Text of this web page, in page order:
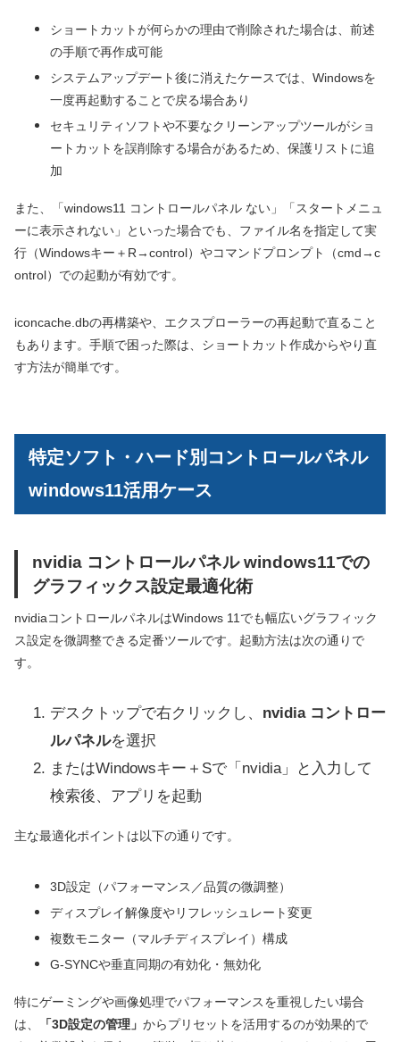
ショートカットが何らかの理由で削除された場合は、前述
の手順で再作成可能
システムアップデート後に消えたケースでは、Windowsを
一度再起動することで戻る場合あり
セキュリティソフトや不要なクリーンアップツールがショ
ートカットを誤削除する場合があるため、保護リストに追
加
また、「windows11 コントロールパネル ない」「スタートメニュ
ーに表示されない」といった場合でも、ファイル名を指定して実
行（Windowsキー＋R→control）やコマンドプロンプト（cmd→c
ontrol）での起動が有効です。
iconcache.dbの再構築や、エクスプローラーの再起動で直ること
もあります。手順で困った際は、ショートカット作成からやり直
す方法が簡単です。
特定ソフト・ハード別コントロールパネル
windows11活用ケース
nvidia コントロールパネル windows11での
グラフィックス設定最適化術
nvidiaコントロールパネルはWindows 11でも幅広いグラフィック
ス設定を微調整できる定番ツールです。起動方法は次の通りで
す。
デスクトップで右クリックし、 nvidia コントロー
ルパネルを選択
またはWindowsキー＋Sで「nvidia」と入力して
検索後、アプリを起動
主な最適化ポイントは以下の通りです。
3D設定（パフォーマンス／品質の微調整）
ディスプレイ解像度やリフレッシュレート変更
複数モニター（マルチディスプレイ）構成
G-SYNCや垂直同期の有効化・無効化
特にゲーミングや画像処理でパフォーマンスを重視したい場合
は、
「3D設定の管理」 からプリセットを活用するのが効果的で